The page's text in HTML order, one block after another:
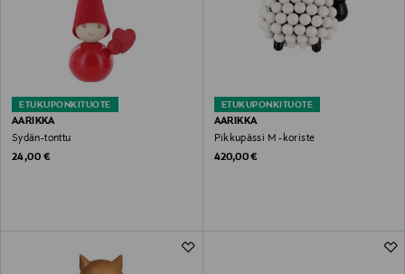
ETUKUPONKITUOTE
AARIKKA
Sydän-tonttu
Original Price
24,00 €
ETUKUPONKITUOTE
AARIKKA
Pikkupässi M -koriste
Original Price
420,00 €